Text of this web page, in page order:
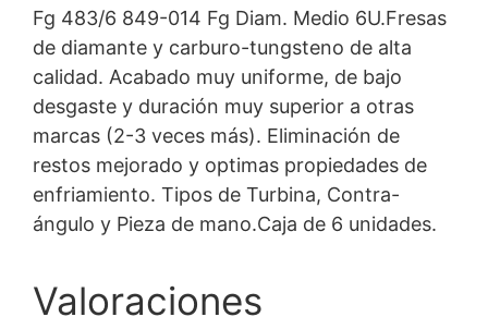
Fg 483/6 849-014 Fg Diam. Medio 6U.Fresas
de diamante y carburo-tungsteno de alta
calidad. Acabado muy uniforme, de bajo
desgaste y duración muy superior a otras
marcas (2-3 veces más). Eliminación de
restos mejorado y optimas propiedades de
enfriamiento. Tipos de Turbina, Contra-
ángulo y Pieza de mano.Caja de 6 unidades.
Valoraciones